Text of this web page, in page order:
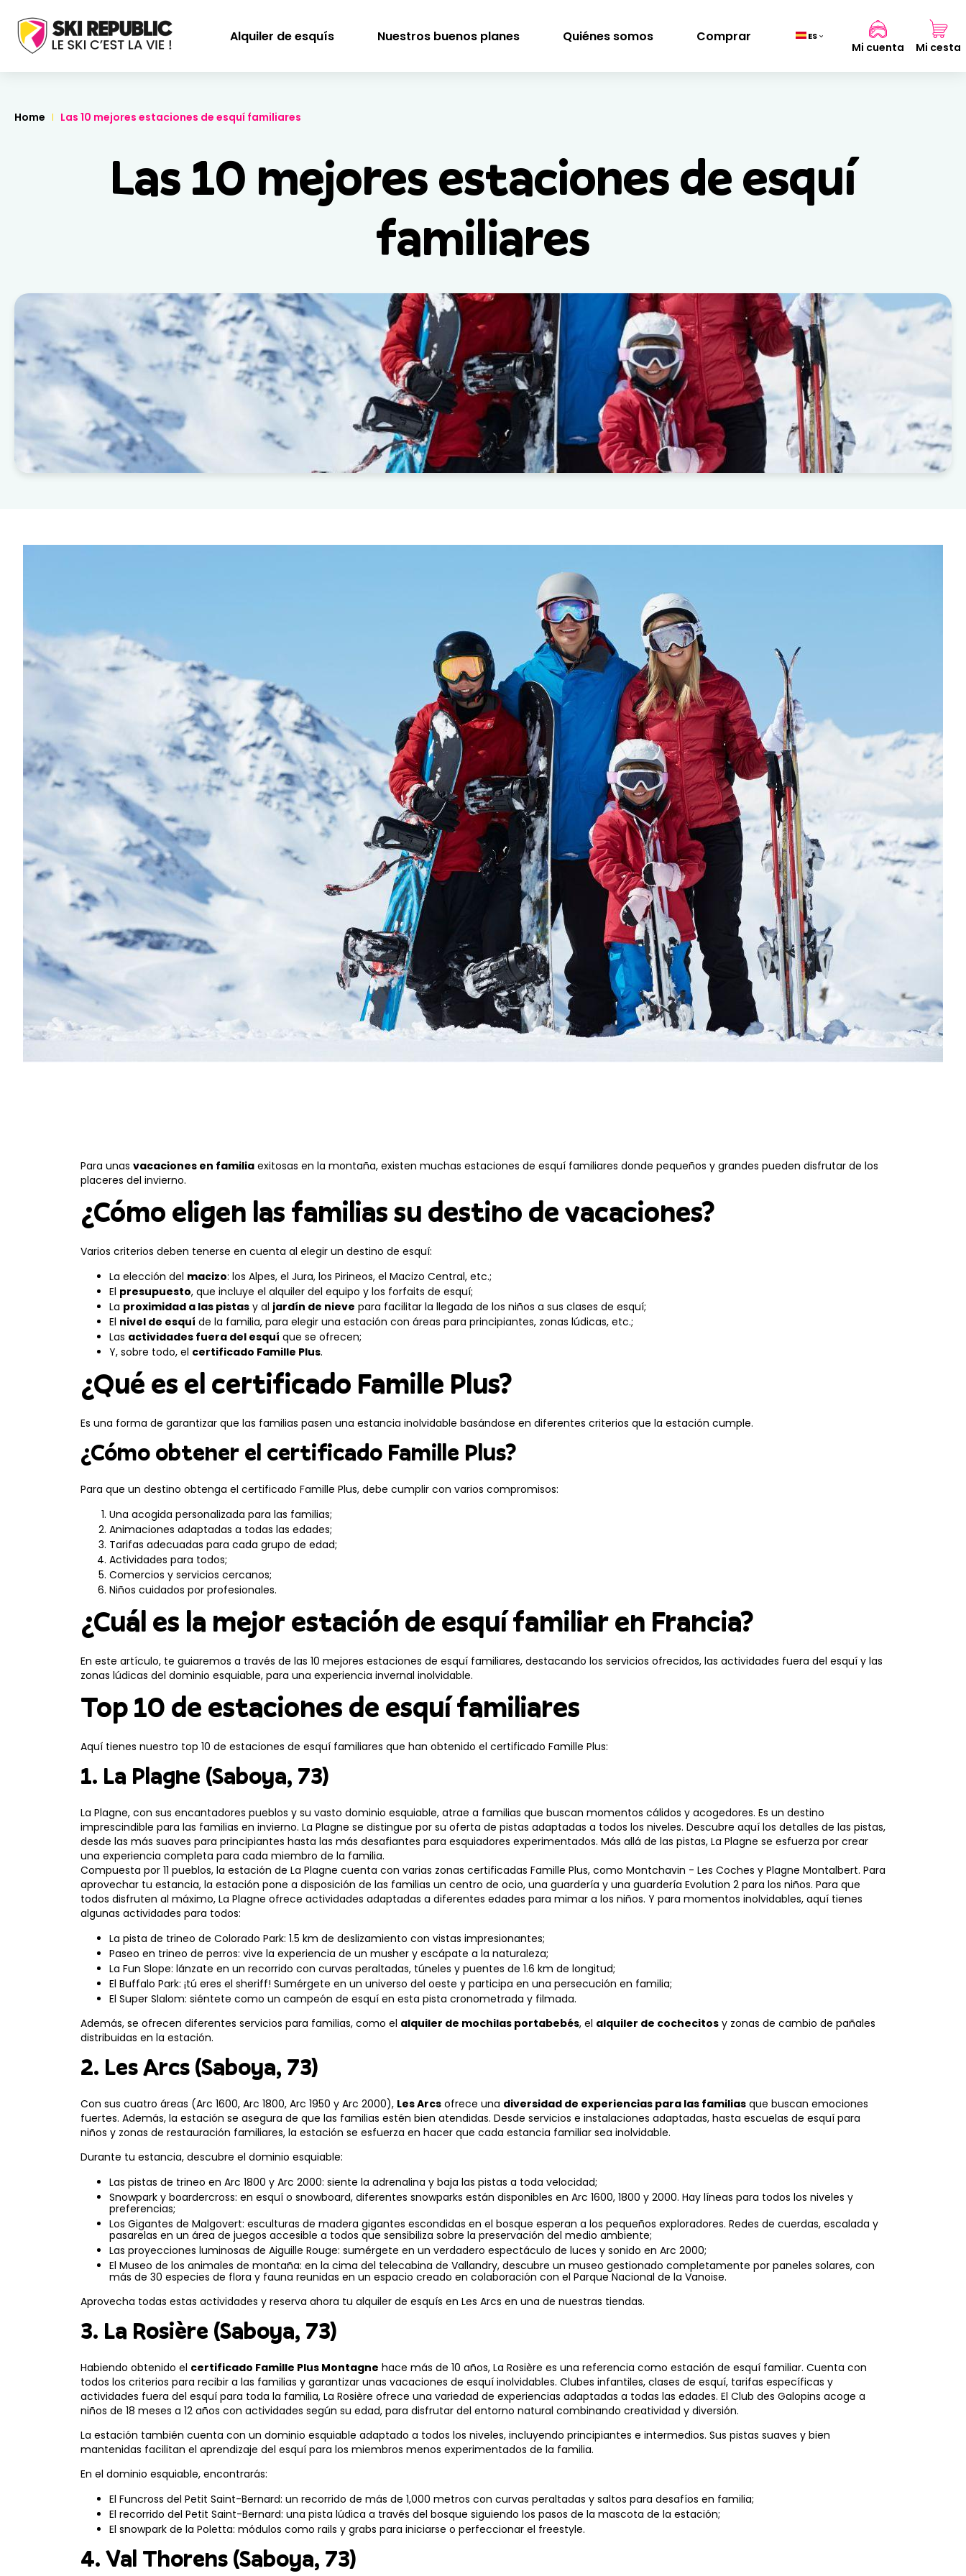
Alquiler de esquís Nuestros buenos planes Quiénes somos Comprar ES
Mi cuenta Mi cesta
TOTAL
Home Las 10 mejores estaciones de esquí familiares
Las 10 mejores estaciones de esquí
familiares
Para unas vacaciones en familia exitosas en la montaña, existen muchas estaciones de esquí familiares donde pequeños y grandes pueden disfrutar de los
placeres del invierno.
¿Cómo eligen las familias su destino de vacaciones?
Varios criterios deben tenerse en cuenta al elegir un destino de esquí:
La elección del macizo: los Alpes, el Jura, los Pirineos, el Macizo Central, etc.;
El presupuesto, que incluye el alquiler del equipo y los forfaits de esquí;
La proximidad a las pistas y al jardín de nieve para facilitar la llegada de los niños a sus clases de esquí;
El nivel de esquí de la familia, para elegir una estación con áreas para principiantes, zonas lúdicas, etc.;
Las actividades fuera del esquí que se ofrecen;
Y, sobre todo, el certificado Famille Plus.
¿Qué es el certificado Famille Plus?
Es una forma de garantizar que las familias pasen una estancia inolvidable basándose en diferentes criterios que la estación cumple.
¿Cómo obtener el certificado Famille Plus?
Para que un destino obtenga el certificado Famille Plus, debe cumplir con varios compromisos:
Una acogida personalizada para las familias;
Animaciones adaptadas a todas las edades;
Tarifas adecuadas para cada grupo de edad;
Actividades para todos;
Comercios y servicios cercanos;
Niños cuidados por profesionales.
¿Cuál es la mejor estación de esquí familiar en Francia?
En este artículo, te guiaremos a través de las 10 mejores estaciones de esquí familiares, destacando los servicios ofrecidos, las actividades fuera del esquí y las
zonas lúdicas del dominio esquiable, para una experiencia invernal inolvidable.
Top 10 de estaciones de esquí familiares
Aquí tienes nuestro top 10 de estaciones de esquí familiares que han obtenido el certificado Famille Plus:
1. La Plagne (Saboya, 73)
La Plagne, con sus encantadores pueblos y su vasto dominio esquiable, atrae a familias que buscan momentos cálidos y acogedores. Es un destino
imprescindible para las familias en invierno. La Plagne se distingue por su oferta de pistas adaptadas a todos los niveles. Descubre aquí los detalles de las pistas,
desde las más suaves para principiantes hasta las más desafiantes para esquiadores experimentados. Más allá de las pistas, La Plagne se esfuerza por crear
una experiencia completa para cada miembro de la familia.
Compuesta por 11 pueblos, la estación de La Plagne cuenta con varias zonas certificadas Famille Plus, como Montchavin - Les Coches y Plagne Montalbert. Para
aprovechar tu estancia, la estación pone a disposición de las familias un centro de ocio, una guardería y una guardería Evolution 2 para los niños. Para que
todos disfruten al máximo, La Plagne ofrece actividades adaptadas a diferentes edades para mimar a los niños. Y para momentos inolvidables, aquí tienes
algunas actividades para todos:
La pista de trineo de Colorado Park: 1.5 km de deslizamiento con vistas impresionantes;
Paseo en trineo de perros: vive la experiencia de un musher y escápate a la naturaleza;
La Fun Slope: lánzate en un recorrido con curvas peraltadas, túneles y puentes de 1.6 km de longitud;
El Buffalo Park: ¡tú eres el sheriff! Sumérgete en un universo del oeste y participa en una persecución en familia;
El Super Slalom: siéntete como un campeón de esquí en esta pista cronometrada y filmada.
Además, se ofrecen diferentes servicios para familias, como el alquiler de mochilas portabebés, el alquiler de cochecitos y zonas de cambio de pañales
distribuidas en la estación.
2. Les Arcs (Saboya, 73)
Con sus cuatro áreas (Arc 1600, Arc 1800, Arc 1950 y Arc 2000), Les Arcs ofrece una diversidad de experiencias para las familias que buscan emociones
fuertes. Además, la estación se asegura de que las familias estén bien atendidas. Desde servicios e instalaciones adaptadas, hasta escuelas de esquí para
niños y zonas de restauración familiares, la estación se esfuerza en hacer que cada estancia familiar sea inolvidable.
Durante tu estancia, descubre el dominio esquiable:
Las pistas de trineo en Arc 1800 y Arc 2000: siente la adrenalina y baja las pistas a toda velocidad;
Snowpark y boardercross: en esquí o snowboard, diferentes snowparks están disponibles en Arc 1600, 1800 y 2000. Hay líneas para todos los niveles y
preferencias;
Los Gigantes de Malgovert: esculturas de madera gigantes escondidas en el bosque esperan a los pequeños exploradores. Redes de cuerdas, escalada y
pasarelas en un área de juegos accesible a todos que sensibiliza sobre la preservación del medio ambiente;
Las proyecciones luminosas de Aiguille Rouge: sumérgete en un verdadero espectáculo de luces y sonido en Arc 2000;
El Museo de los animales de montaña: en la cima del telecabina de Vallandry, descubre un museo gestionado completamente por paneles solares, con
más de 30 especies de flora y fauna reunidas en un espacio creado en colaboración con el Parque Nacional de la Vanoise.
Aprovecha todas estas actividades y reserva ahora tu alquiler de esquís en Les Arcs en una de nuestras tiendas.
3. La Rosière (Saboya, 73)
Habiendo obtenido el certificado Famille Plus Montagne hace más de 10 años, La Rosière es una referencia como estación de esquí familiar. Cuenta con
todos los criterios para recibir a las familias y garantizar unas vacaciones de esquí inolvidables. Clubes infantiles, clases de esquí, tarifas específicas y
actividades fuera del esquí para toda la familia, La Rosière ofrece una variedad de experiencias adaptadas a todas las edades. El Club des Galopins acoge a
niños de 18 meses a 12 años con actividades según su edad, para disfrutar del entorno natural combinando creatividad y diversión.
La estación también cuenta con un dominio esquiable adaptado a todos los niveles, incluyendo principiantes e intermedios. Sus pistas suaves y bien
mantenidas facilitan el aprendizaje del esquí para los miembros menos experimentados de la familia.
En el dominio esquiable, encontrarás:
El Funcross del Petit Saint-Bernard: un recorrido de más de 1,000 metros con curvas peraltadas y saltos para desafíos en familia;
El recorrido del Petit Saint-Bernard: una pista lúdica a través del bosque siguiendo los pasos de la mascota de la estación;
El snowpark de la Poletta: módulos como rails y grabs para iniciarse o perfeccionar el freestyle.
4. Val Thorens (Saboya, 73)